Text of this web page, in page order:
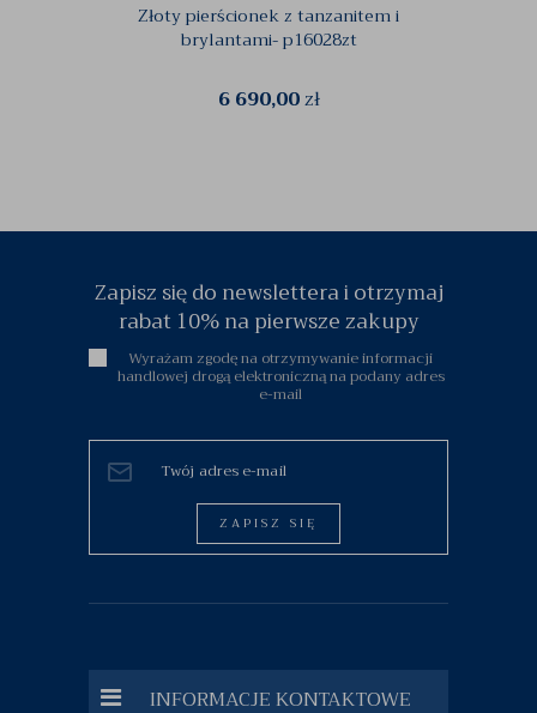
Złoty pierścionek z tanzanitem i
brylantami- p16028zt
6 690,00zł
Zapisz się do newslettera i otrzymaj
rabat 10% na pierwsze zakupy
Wyrażam zgodę na otrzymywanie informacji
handlowej drogą elektroniczną na podany adres
e-mail
ZAPISZ SIĘ
INFORMACJE KONTAKTOWE